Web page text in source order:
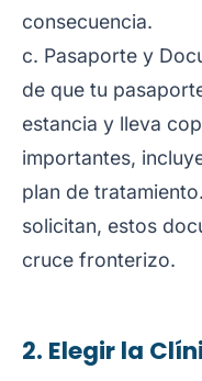
consecuencia.
c. Pasaporte y
de que tu
estancia y lleva
importantes,
plan de
solicitan, estos
cruce fronterizo.
2. Elegir la